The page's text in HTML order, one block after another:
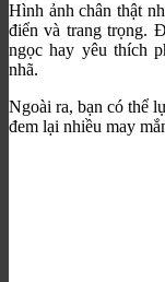
Hình ảnh chân thật
điển và trang trọng.
ngọc hay yêu thích
nhã.
Ngoài ra, bạn có thể
đem lại nhiều may